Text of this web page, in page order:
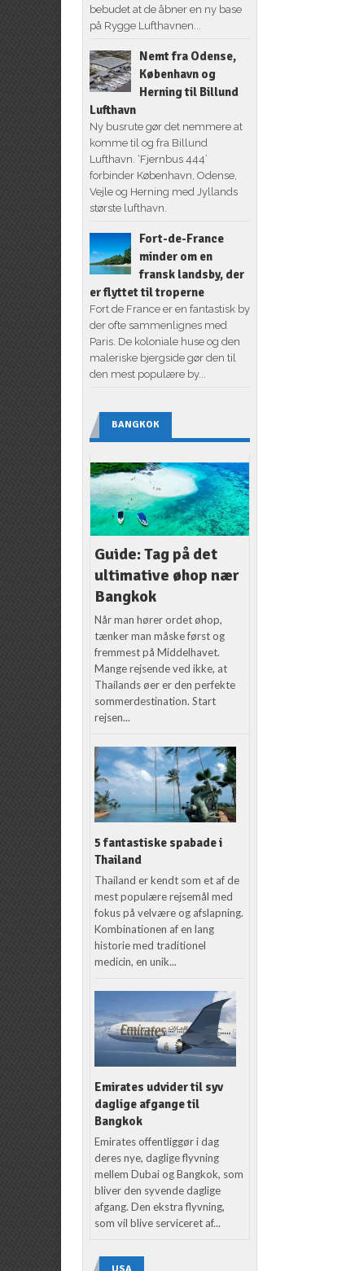
bebudet at de åbner en ny base
på Rygge Lufthavnen...
Nemt fra Odense,
København og
Herning til Billund
Lufthavn
Ny busrute gør det nemmere at
komme til og fra Billund
Lufthavn. ‘Fjernbus 444’
forbinder København, Odense,
Vejle og Herning med Jyllands
største lufthavn.
Fort-de-France
minder om en
fransk landsby, der
er flyttet til troperne
Fort de France er en fantastisk by
der ofte sammenlignes med
Paris. De koloniale huse og den
maleriske bjergside gør den til
den mest populære by...
BANGKOK
Guide: Tag på det
ultimative øhop nær
Bangkok
Når man hører ordet øhop,
tænker man måske først og
fremmest på Middelhavet.
Mange rejsende ved ikke, at
Thailands øer er den perfekte
sommerdestination. Start
rejsen...
5 fantastiske spabade i
Thailand
Thailand er kendt som et af de
mest populære rejsemål med
fokus på velvære og afslapning.
Kombinationen af en lang
historie med traditionel
medicin, en unik...
Emirates udvider til syv
daglige afgange til
Bangkok
Emirates offentliggør i dag
deres nye, daglige flyvning
mellem Dubai og Bangkok, som
bliver den syvende daglige
afgang. Den ekstra flyvning,
som vil blive serviceret af...